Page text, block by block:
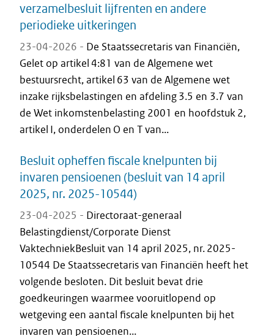
verzamelbesluit lijfrenten en andere
periodieke uitkeringen
23-04-2026 - De Staatssecretaris van Financiën,
Gelet op artikel 4:81 van de Algemene wet
bestuursrecht, artikel 63 van de Algemene wet
inzake rijksbelastingen en afdeling 3.5 en 3.7 van
de Wet inkomstenbelasting 2001 en hoofdstuk 2,
artikel I, onderdelen O en T van...
Besluit opheffen fiscale knelpunten bij
invaren pensioenen (besluit van 14 april
2025, nr. 2025-10544)
23-04-2025 - Directoraat-generaal
Belastingdienst/Corporate Dienst
VaktechniekBesluit van 14 april 2025, nr. 2025-
10544 De Staatssecretaris van Financiën heeft het
volgende besloten. Dit besluit bevat drie
goedkeuringen waarmee vooruitlopend op
wetgeving een aantal fiscale knelpunten bij het
invaren van pensioenen...